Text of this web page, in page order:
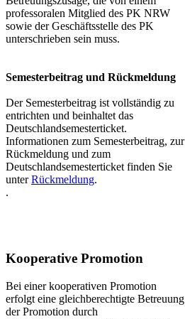
professoralen Mitglied des PK NRW
sowie der Geschäftsstelle des PK
unterschrieben sein muss.
Semesterbeitrag und Rückmeldung
Der Semesterbeitrag ist vollständig zu
entrichten und beinhaltet das
Deutschlandsemesterticket.
Informationen zum Semesterbeitrag, zur
Rückmeldung und zum
Deutschlandsemesterticket finden Sie
unterRückmeldung.
.
Kooperative Promotion
Bei einer kooperativen Promotion
erfolgt eine gleichberechtigte Betreuung
der Promotion durch